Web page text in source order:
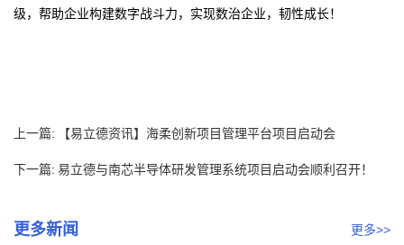
级，帮助企业构建数字战斗力，实现数治企业，韧性成长！
上一篇: 【易立德资讯】海柔创新项目管理平台项目启动会
下一篇: 易立德与南芯半导体研发管理系统项目启动会顺利召开！
更多新闻 更多>>